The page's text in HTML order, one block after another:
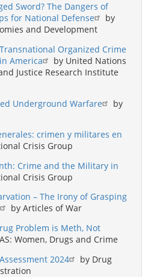
Sword? The Dangers of
for National Defense
by
and Development
Organized Crime
America
by United Nations
Justice Research Institute
Underground Warfare
by
crimen y militares en
Crisis Group
Crime and the Military in
Crisis Group
– The Irony of Grasping
by Articles of War
Problem is Meth, Not
Women, Drugs and Crime
2024
by Drug